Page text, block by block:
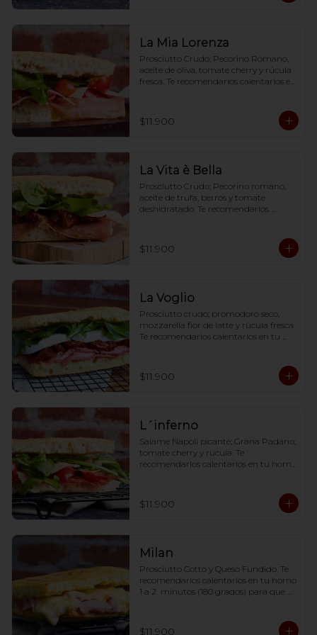
La Mia Lorenza
Prosciutto Crudo; Pecorino Romano,
aceite de oliva, tomate cherry y rúcula
fresca. Te recomendarlos calentarlos en
$11.900
La Vita è Bella
Prosciutto Crudo; Pecorino romano,
aceite de trufa, berros y tomate
deshidratado. Te recomendarlos
crocancia óptima ;)
$11.900
La Voglio
Prosciutto crudo; promodoro seco,
mozzarella fior de latte y rúcula fresca.
Te recomendarlos calentarlos en tu
$11.900
L´inferno
Salame Napoli picante; Grana Padano;
tomate cherry y rúcula. Te
recomendarlos calentarlos en tu horno
$11.900
Milan
Prosciutto Cotto y Queso Fundido. Te
recomendarlos calentarlos en tu horno
1 a 2  minutos (180 grados) para que
$11.900